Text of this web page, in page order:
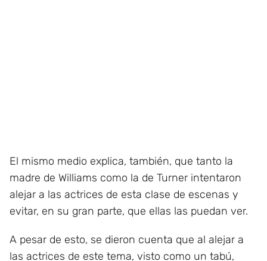
El mismo medio explica, también, que tanto la
madre de Williams como la de Turner intentaron
alejar a las actrices de esta clase de escenas y
evitar, en su gran parte, que ellas las puedan ver.
A pesar de esto, se dieron cuenta que al alejar a
las actrices de este tema, visto como un tabú,